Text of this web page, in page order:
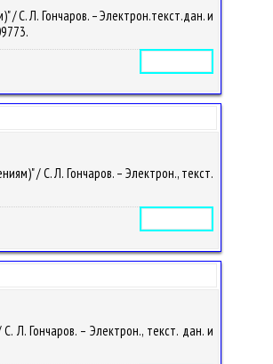
С. Л. Гончаров. – Электрон.текст.дан. и
/ С. Л. Гончаров. – Электрон., текст.
Л. Гончаров. – Электрон., текст. дан. и